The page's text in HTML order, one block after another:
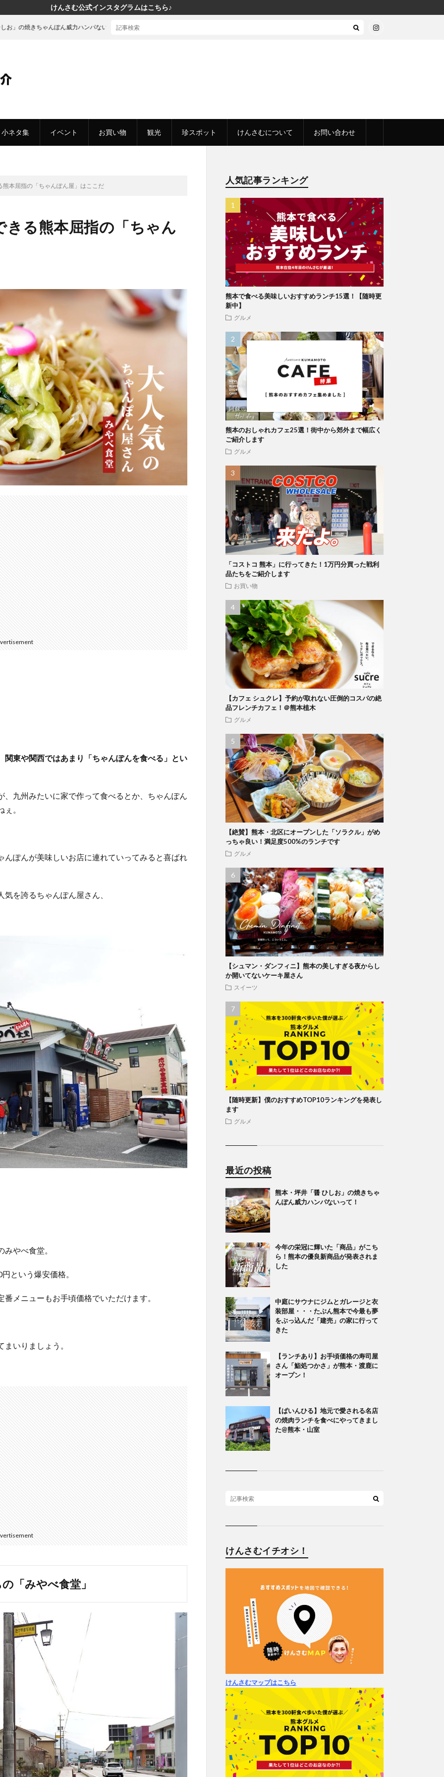
けんさむ公式インスタグラムはこちら♪
小ネタ集 イベント お買い物 観光 珍スポット けんさむについて お問い合わせ
んぽん威力ハンパないって！
熊本屈指の「ちゃんぽん屋」はここだ
る熊本屈指の「ちゃん
関東や関西ではあまり「ちゃんぽんを食べる」とい
九州みたいに家で作って食べるとか、ちゃんぽん
。
ぽんが美味しいお店に連れていってみると喜ばれ
を誇るちゃんぽん屋さん、
やべ食堂。
という爆安価格。
メニューもお手頃価格でいただけます。
いりましょう。
「みやべ食堂」
人気記事ランキング
熊本で食べる美味しいおすすめランチ15選！【随時更
新中】
グルメ
熊本のおしゃれカフェ25選！街中から郊外まで幅広く
ご紹介します
グルメ
「コストコ 熊本」に行ってきた！1万円分買った戦利
品たちをご紹介します
お買い物
【カフェ シュクレ】予約が取れない圧倒的コスパの絶
品フレンチカフェ！＠熊本植木
グルメ
【絶賛】熊本・北区にオープンした「ソラクル」がめ
っちゃ良い！満足度500%のランチです
グルメ
【シュマン・ダンフィニ】熊本の美しすぎる夜からし
か開いてないケーキ屋さん
スイーツ
【随時更新】僕のおすすめTOP10ランキングを発表し
ます
グルメ
最近の投稿
熊本・坪井「醤 ひしお」の焼きちゃ
んぽん威力ハンパないって！
今年の栄冠に輝いた「商品」がこち
ら！熊本の優良新商品が発表されま
した
中庭にサウナにジムとガレージと衣
装部屋・・・たぶん熊本で今最も夢
をぶっ込んだ「建売」の家に行って
きた
【ランチあり】お手頃価格の寿司屋
さん「鮨処つかさ」が熊本・渡鹿に
オープン！
【ぱいんひる】地元で愛される名店
の焼肉ランチを食べにやってきまし
た@熊本・山室
けんさむイチオシ！
けんさむマップはこちら